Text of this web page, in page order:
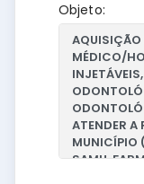
Objeto: